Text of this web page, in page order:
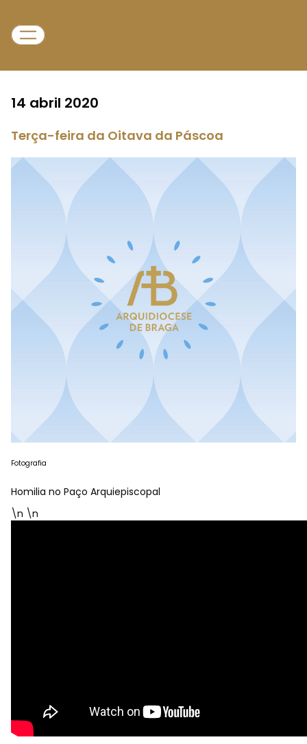
14 abril 2020
Terça-feira da Oitava da Páscoa
Fotografia
Homilia no Paço Arquiepiscopal
\n \n